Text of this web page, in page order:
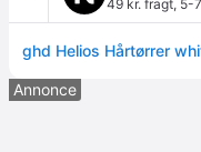
49 kr. fragt, 5-
Annonce